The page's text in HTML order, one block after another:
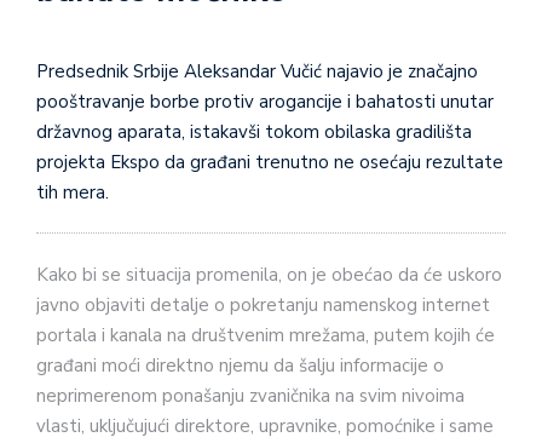
Predsednik Srbije Aleksandar Vučić najavio je značajno
pooštravanje borbe protiv arogancije i bahatosti unutar
državnog aparata, istakavši tokom obilaska gradilišta
projekta Ekspo da građani trenutno ne osećaju rezultate
tih mera.
Kako bi se situacija promenila, on je obećao da će uskoro
javno objaviti detalje o pokretanju namenskog internet
portala i kanala na društvenim mrežama, putem kojih će
građani moći direktno njemu da šalju informacije o
neprimerenom ponašanju zvaničnika na svim nivoima
vlasti, uključujući direktore, upravnike, pomoćnike i same